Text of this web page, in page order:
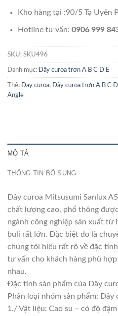
Kho hàng tại :90/5 Tạ Uyên
Hotline tư vấn: 0906 999
SKU: SKU496
Danh mục: Dây curoa trơn A B C D E
Thẻ: Day curoa, Dây curoa trơn A B C D
Angle
MÔ TẢ
THÔNG TIN BỔ SUNG
Dây curoa Mitsusumi Sanlux
chất lượng cao, phổ thông
ngành công nghiệp sản xuất từ
buli rất lớn. Đặc biệt do là
chúng tôi hiểu rất rõ về đặc
tư vấn cho khách hàng phù
nhau.
Đặc tính sản phẩm của Dây
Phân loại nhóm sản phẩm: Dây
1./ Vật liệu: Cao su – có độ